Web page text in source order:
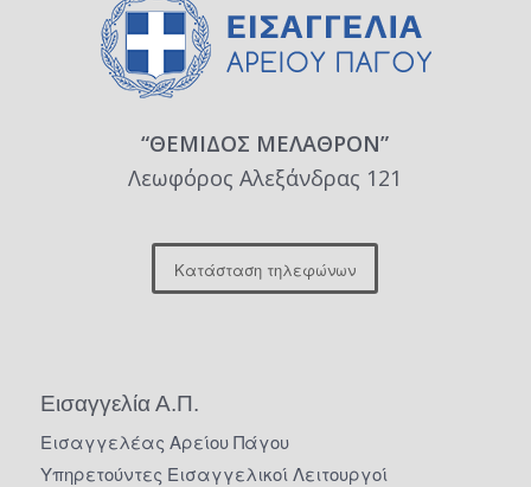
“ΘΕΜΙΔΟΣ ΜΕΛΑΘΡΟΝ”
Λεωφόρος Αλεξάνδρας 121
Κατάσταση τηλεφώνων
Εισαγγελία Α.Π.
Εισαγγελέας Αρείου Πάγου
Υπηρετούντες Εισαγγελικοί Λειτουργοί